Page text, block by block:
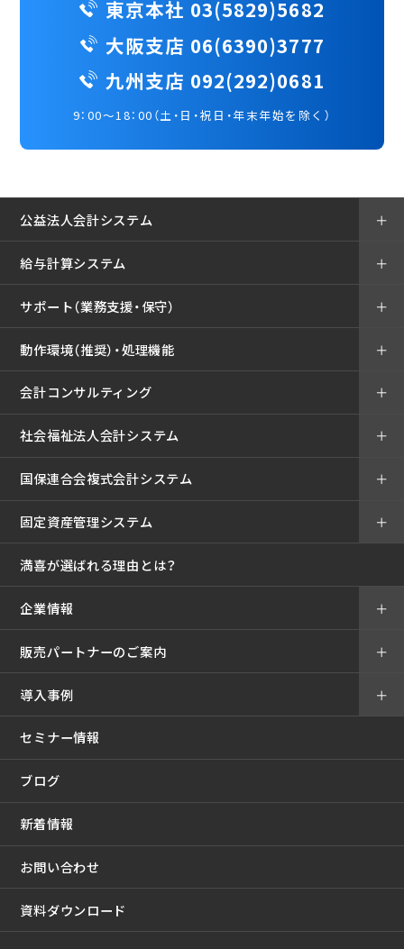
東京本社 03(5829)5682
大阪支店 06(6390)3777
九州支店 092(292)0681
9：00～18：00（土・日・祝日・年末年始を除く）
公益法人会計システム ＋
給与計算システム ＋
サポート（業務支援・保守） ＋
動作環境（推奨）・処理機能 ＋
会計コンサルティング ＋
社会福祉法人会計システム ＋
国保連合会複式会計システム ＋
固定資産管理システム ＋
満喜が選ばれる理由とは？
企業情報 ＋
販売パートナーのご案内 ＋
導入事例
セミナー情報
＋
ブログ
新着情報
お問い合わせ
資料ダウンロード